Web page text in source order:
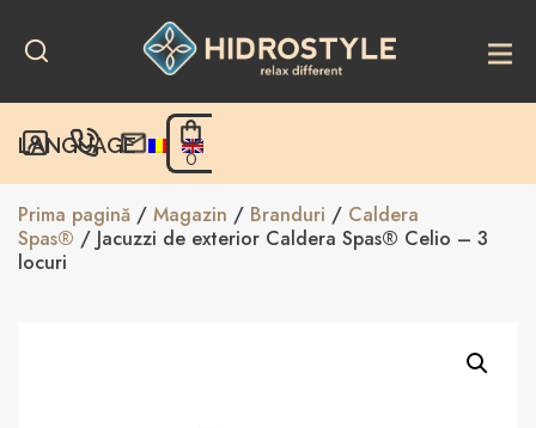
content
LANGUAGE
0
Prima pagină / Magazin / Branduri / Caldera
Spas® / Jacuzzi de exterior Caldera Spas® Celio – 3
locuri